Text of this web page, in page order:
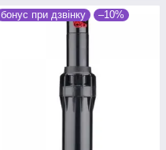
бонус при дзвінку –10%